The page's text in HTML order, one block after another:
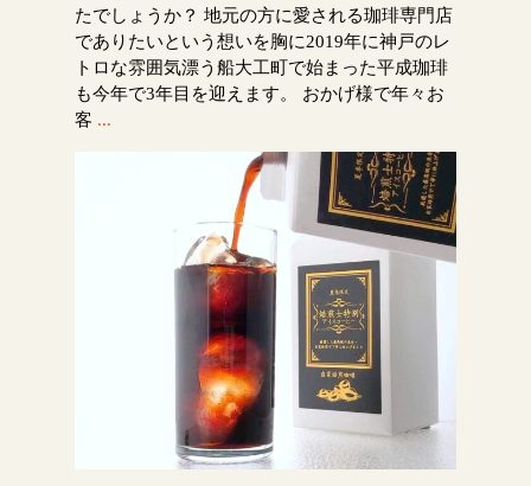
たでしょうか？ 地元の方に愛される珈琲専門店
でありたいという想いを胸に2019年に神戸のレ
トロな雰囲気漂う船大工町で始まった平成珈琲
も今年で3年目を迎えます。 おかげ様で年々お
客 ...